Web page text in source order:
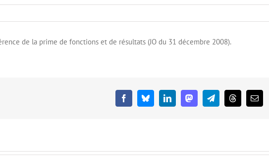
de la prime de fonctions et de résultats (JO du 31 décembre 2008).
FacebookBlueskyLinkedInMastodonTelegramThreadsEmail